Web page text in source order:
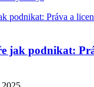
jak podnikat: